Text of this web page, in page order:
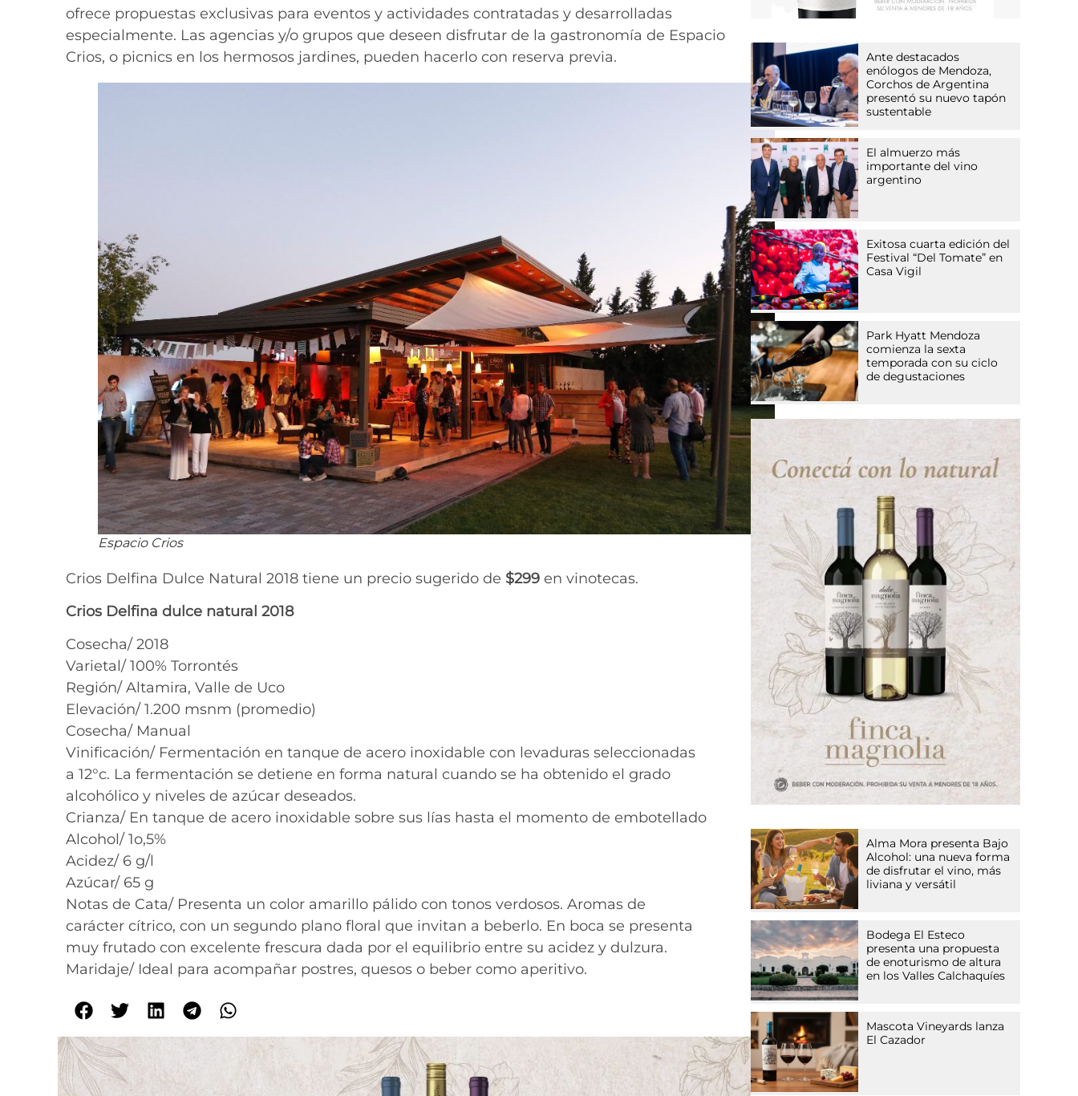
ofrece propuestas exclusivas para eventos y actividades contratadas y desarrolladas
especialmente. Las agencias y/o grupos que deseen disfrutar de la gastronomía de Espacio
Crios, o picnics en los hermosos jardines, pueden hacerlo con reserva previa.
Espacio Crios
Crios Delfina Dulce Natural 2018 tiene un precio sugerido de $299 en vinotecas.
Crios Delfina dulce natural 2018
Cosecha/ 2018
Varietal/ 100% Torrontés
Región/ Altamira, Valle de Uco
Elevación/ 1.200 msnm (promedio)
Cosecha/ Manual
Vinificación/ Fermentación en tanque de acero inoxidable con levaduras seleccionadas
a 12°c. La fermentación se detiene en forma natural cuando se ha obtenido el grado
alcohólico y niveles de azúcar deseados.
Crianza/ En tanque de acero inoxidable sobre sus lías hasta el momento de embotellado
Alcohol/ 1o,5%
Acidez/ 6 g/l
Azúcar/ 65 g
Notas de Cata/ Presenta un color amarillo pálido con tonos verdosos. Aromas de
carácter cítrico, con un segundo plano floral que invitan a beberlo. En boca se presenta
muy frutado con excelente frescura dada por el equilibrio entre su acidez y dulzura.
Maridaje/ Ideal para acompañar postres, quesos o beber como aperitivo.
Ante destacados
enólogos de Mendoza,
Corchos de Argentina
presentó su nuevo tapón
sustentable
El almuerzo más
importante del vino
argentino
Exitosa cuarta edición del
Festival “Del Tomate” en
Casa Vigil
Park Hyatt Mendoza
comienza la sexta
temporada con su ciclo
de degustaciones
Alma Mora presenta Bajo
Alcohol: una nueva forma
de disfrutar el vino, más
liviana y versátil
Bodega El Esteco
presenta una propuesta
de enoturismo de altura
en los Valles Calchaquíes
Mascota Vineyards lanza
El Cazador